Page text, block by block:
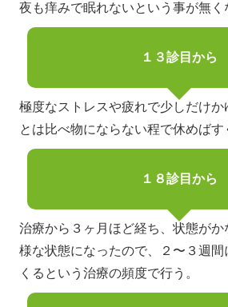
夜も痒みで眠れないという事が無く
１３診目から
極度なストレスや疲れで少しだけ
とは比べ物にならない程で休めばす
１８診目から
治療から３ヶ月ほど経ち、状態がか
様な状態になったので、２〜３週間
くるという治療の頻度で行う。